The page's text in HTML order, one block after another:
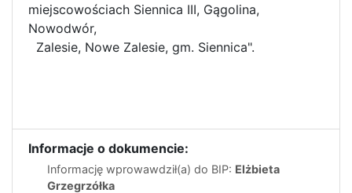
miejscowościach Siennica III, Gągolina,
Nowodwór,
Zalesie, Nowe Zalesie, gm. Siennica".
Informacje o dokumencie:
Informację wprowawdził(a) do BIP: Elżbieta
Grzegrzółka